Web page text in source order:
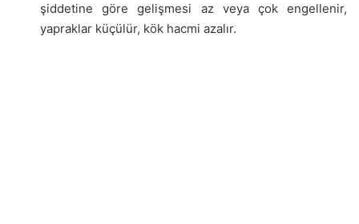
şiddetine göre gelişmesi az veya çok engellenir,
yapraklar küçülür, kök hacmi azalır.